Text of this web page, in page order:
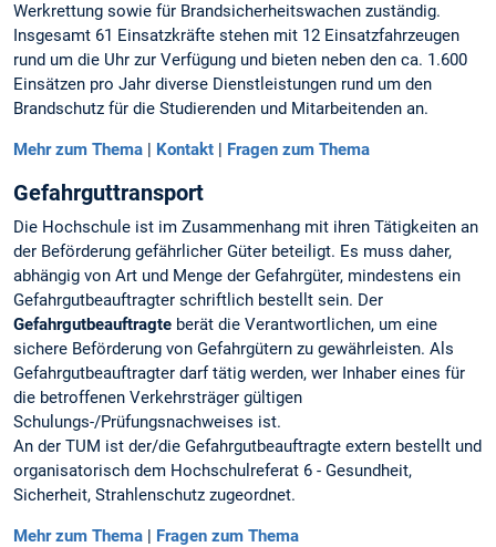
Werkrettung sowie für Brandsicherheitswachen zuständig.
Insgesamt 61 Einsatzkräfte stehen mit 12 Einsatzfahrzeugen
rund um die Uhr zur Verfügung und bieten neben den ca. 1.600
Einsätzen pro Jahr diverse Dienstleistungen rund um den
Brandschutz für die Studierenden und Mitarbeitenden an.
Mehr zum Thema Kontakt Fragen zum Thema
Gefahrguttransport
Die Hochschule ist im Zusammenhang mit ihren Tätigkeiten an
der Beförderung gefährlicher Güter beteiligt. Es muss daher,
abhängig von Art und Menge der Gefahrgüter, mindestens ein
Gefahrgutbeauftragter schriftlich bestellt sein. Der
Gefahrgutbeauftragte berät die Verantwortlichen, um eine
sichere Beförderung von Gefahrgütern zu gewährleisten. Als
Gefahrgutbeauftragter darf tätig werden, wer Inhaber eines für
die betroffenen Verkehrsträger gültigen
Schulungs-/Prüfungsnachweises ist.
An der TUM ist der/die Gefahrgutbeauftragte extern bestellt und
organisatorisch dem Hochschulreferat 6 - Gesundheit,
Sicherheit, Strahlenschutz zugeordnet.
Mehr zum Thema | Fragen zum Thema